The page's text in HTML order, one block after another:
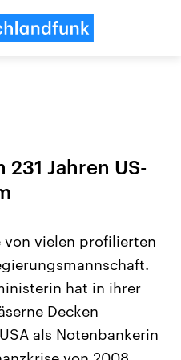
aus
USA
Aktuelle Beiträge,
Hintergründe
Wirtschaftlich und
gehören die Vereinigten
den mächtigsten Ländern
mit großem Einfluss auf
Jahren US-
von vielen profilierten
hat in ihrer
Decken
als Notenbankerin